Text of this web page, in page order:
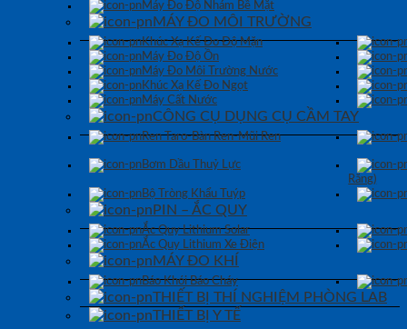
Máy Đo Độ Nhám Bề Mặt
MÁY ĐO MÔI TRƯỜNG
Khúc Xạ Kế Đo Độ Mặn
Máy Đo Độ Ồn
Máy Đo Môi Trường Nước
Khúc Xạ Kế Đo Ngọt
Máy Cất Nước
CÔNG CỤ DỤNG CỤ CẦM TAY
Ren Taro-Bàn Ren-Mũi Ren
Bơm Dầu Thuỷ Lực
Răng)
Bộ Tròng Khẩu Tuýp
PIN – ẮC QUY
Ắc Quy Lithium Solar
Ắc Quy Lithium Xe Điện
MÁY ĐO KHÍ
Báo Khói Báo Cháy
THIẾT BỊ THÍ NGHIỆM PHÒNG LAB
THIẾT BỊ Y TẾ